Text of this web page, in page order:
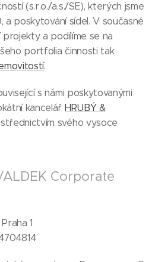
(s.r.o./a.s./SE), kterých jsme
a poskytování sídel. V současné
a podílíme se na
portfolia činnosti tak
.
s námi poskytovanými
kancelář HRUBÝ &
svého vysoce
Corporate
1